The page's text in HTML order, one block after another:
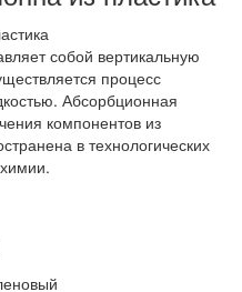
собой вертикальную
процесс
Абсорбционная
компонентов из
в технологических